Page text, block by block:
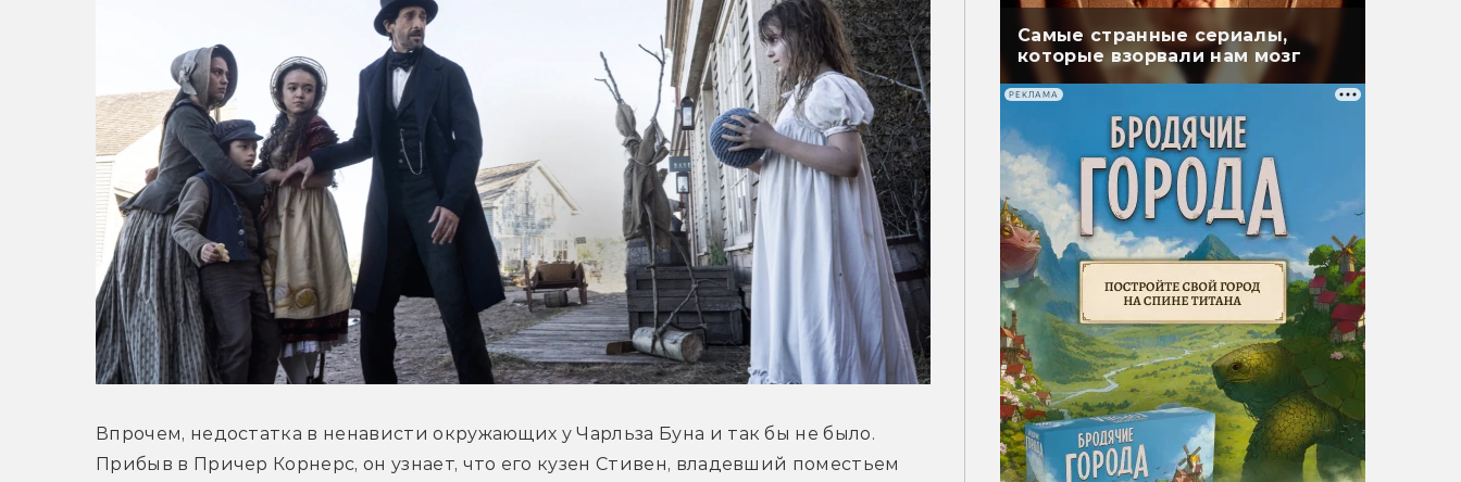
Впрочем, недостатка в ненависти окружающих у Чарльза Буна и так бы не было.
Прибыв в Причер Корнерс, он узнает, что его кузен Стивен, владевший поместьем
Самые странные сериалы,
которые взорвали нам мозг
РЕКЛАМА